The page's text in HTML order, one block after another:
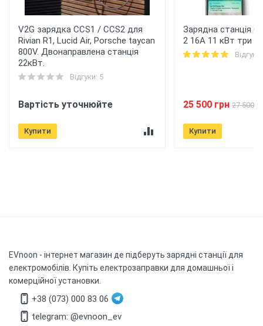
V2G зарядка CCS1 / CCS2 для
Rivian R1, Lucid Air, Porsche taycan
800V. Двонаправлена станція
22кВт.
Відгуки: 5
Вартість уточнюйте
Купити
Зарядна станція
2 16A 11 кВт три
25 500 грн 27 500
Купити
EVnoon - інтернет магазин де підберуть зарядні станції для
електромобілів. Купіть електрозаправки для домашньої і
комерційної установки.
+38 (073) 000 83 06
telegram: @evnoon_ev